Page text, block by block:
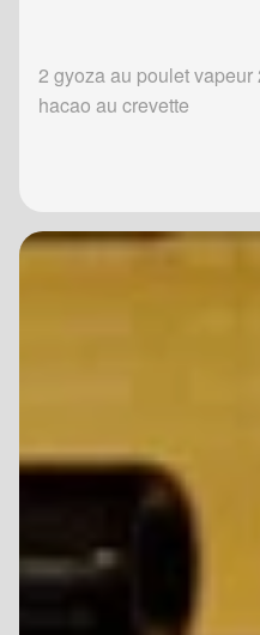
2 gyoza au poulet
hacao au crevette